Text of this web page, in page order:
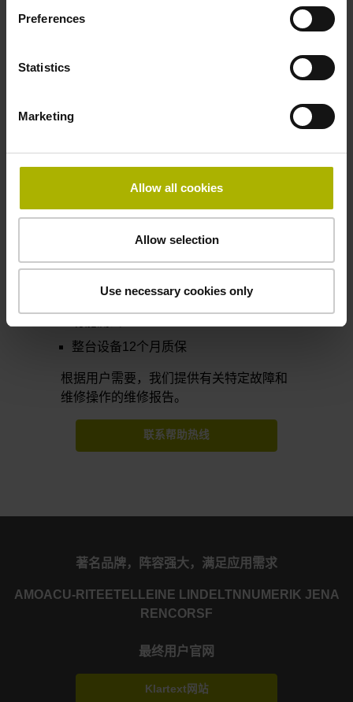
Preferences
Statistics
Marketing
Allow all cookies
Allow selection
Use necessary cookies only
有关海德汉维修服务的详细
信息
故障分析
更新
故障排除
整台设备12个月质保
根据用户需要，我们提供有关特定故障和
维修操作的维修报告。
联系帮助热线
著名品牌，阵容强大，满足应用需求
AMOACU-RITE ETEL LEINE LINDE LTN NUMERIK JENA
RENCORSF
最终用户官网
Klartext网站